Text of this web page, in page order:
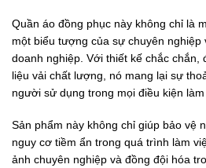
Quần áo đồng phục này không chỉ là
một biểu tượng của sự chuyên
doanh nghiệp. Với thiết kế chắc chắn,
liệu vải chất lượng, nó mang lại sự
người sử dụng trong mọi điều kiện
Sản phẩm này không chỉ giúp bảo vệ
nguy cơ tiềm ẩn trong quá trình làm
ảnh chuyên nghiệp và đồng đội hóa